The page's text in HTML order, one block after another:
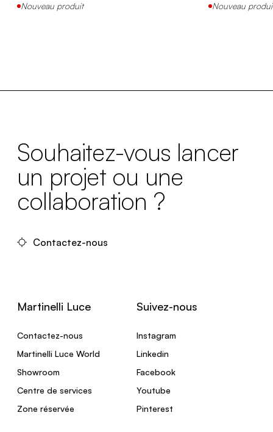
Nouveau produit Nouveau
Souhaitez-vous lancer
un projet ou une
collaboration ?
Contactez-nous
Martinelli Luce
Contactez-nous
Martinelli Luce World
Showroom
Centre de services
Zone réservée
Suivez-nous
Instagram
Linkedin
Facebook
Youtube
Pinterest